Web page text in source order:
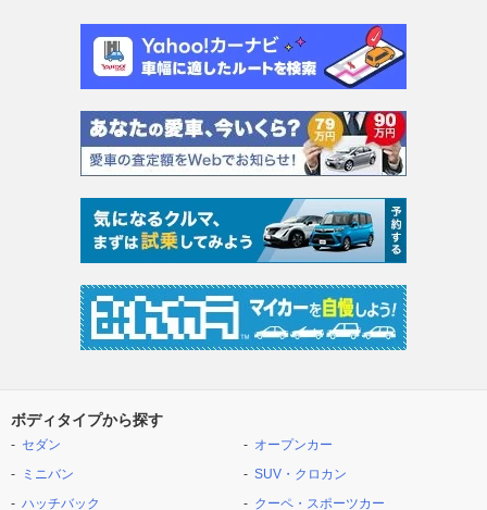
ボディタイプから探す
セダン
ミニバン
ハッチバック
オープンカー
SUV・クロカン
クーペ・スポーツカー